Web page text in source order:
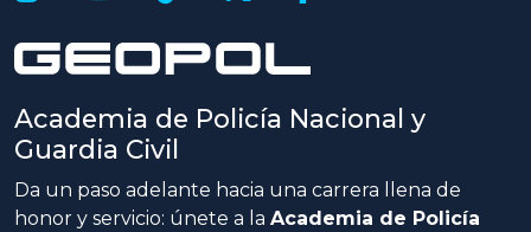
Academia de Policía Nacional y
Guardia Civil
Da un paso adelante hacia una carrera llena de
honor y servicio: únete a la Academia de Policía